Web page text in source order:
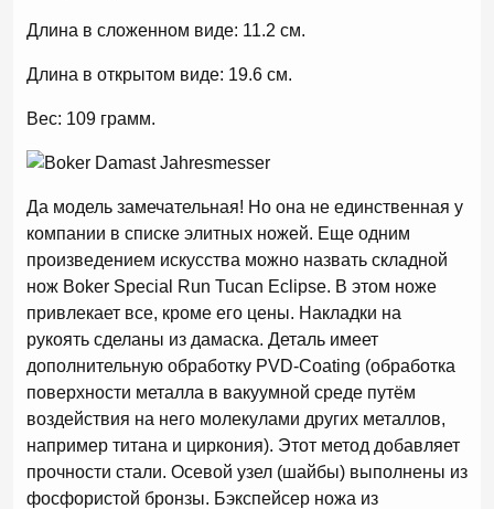
Длина в сложенном виде: 11.2 см.
Длина в открытом виде: 19.6 см.
Вес: 109 грамм.
Да модель замечательная! Но она не единственная у
компании в списке элитных ножей. Еще одним
произведением искусства можно назвать складной
нож Boker Special Run Tucan Eclipse. В этом ноже
привлекает все, кроме его цены. Накладки на
рукоять сделаны из дамаска. Деталь имеет
дополнительную обработку PVD-Coating (обработка
поверхности металла в вакуумной среде путём
воздействия на него молекулами других металлов,
например титана и циркония). Этот метод добавляет
прочности стали. Осевой узел (шайбы) выполнены из
фосфористой бронзы. Бэкспейсер ножа из